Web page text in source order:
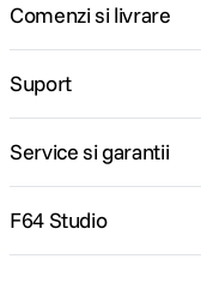
Comenzi si livrare
Suport
Service si garantii
F64 Studio